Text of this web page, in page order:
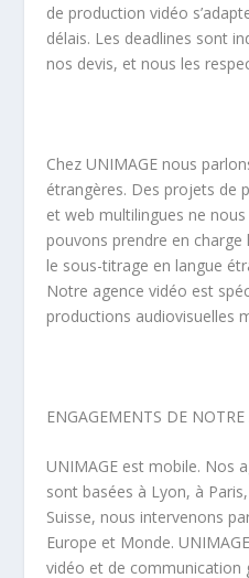
de production vidéo
délais. Les deadlines sont
nos devis, et nous les
Chez UNIMAGE nous
étrangères. Des projets de
et web multilingues ne
pouvons prendre en
le sous-titrage en langue
Notre agence vidéo est
productions audiovisuelles
ENGAGEMENTS DE
UNIMAGE est mobile. Nos
sont basées à Lyon, à
Suisse, nous intervenons
Europe et Monde.
vidéo et de communication